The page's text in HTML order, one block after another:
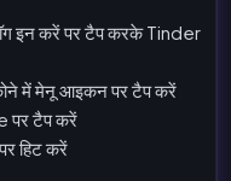
इन करें पर टैप करके Tinder
में मेनू आइकन पर टैप करें
पर टैप करें
हिट करें